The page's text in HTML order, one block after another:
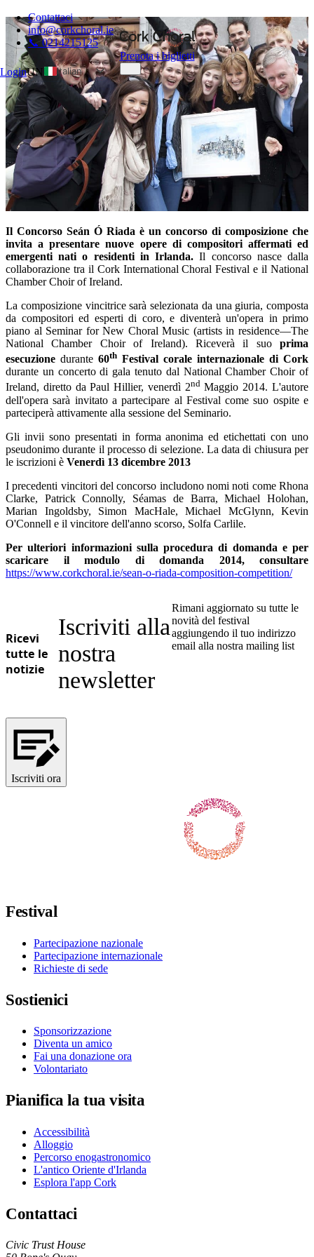
Contattaci
info@corkchoral.ie
📞 0214215125
LoginUN
Italian
English
Bulgarian
Czech
Danish
German
Greek
Spanish
Estonian
French
Hungarian
Portuguese
Ukrainian
Prenota i biglietti
Il Concorso Seán Ó Riada è un concorso di composizione che
invita a presentare nuove opere di compositori affermati ed
emergenti nati o residenti in Irlanda. Il concorso nasce dalla
collaborazione tra il Cork International Choral Festival e il National
Chamber Choir of Ireland.
La composizione vincitrice sarà selezionata da una giuria, composta
da compositori ed esperti di coro, e diventerà un'opera in primo
piano al Seminar for New Choral Music (artists in residence—The
National Chamber Choir of Ireland). Riceverà il suo prima
esecuzione durante 60th Festival corale internazionale di Cork
durante un concerto di gala tenuto dal National Chamber Choir of
Ireland, diretto da Paul Hillier, venerdì 2ndMaggio 2014. L'autore
dell'opera sarà invitato a partecipare al Festival come suo ospite e
parteciperà attivamente alla sessione del Seminario.
Gli invii sono presentati in forma anonima ed etichettati con uno
pseudonimo durante il processo di selezione. La data di chiusura per
le iscrizioni è Venerdì 13 dicembre 2013
I precedenti vincitori del concorso includono nomi noti come Rhona
Clarke, Patrick Connolly, Séamas de Barra, Michael Holohan,
Marian Ingoldsby, Simon MacHale, Michael McGlynn, Kevin
O'Connell e il vincitore dell'anno scorso, Solfa Carlile.
Per ulteriori informazioni sulla procedura di domanda e per
scaricare il modulo di domanda 2014, consultare
https://www.corkchoral.ie/sean-o-riada-composition-competition/
Ricevi
tutte le
notizie
Iscriviti alla
nostra
newsletter
Rimani aggiornato su tutte le
novità del festival
aggiungendo il tuo indirizzo
email alla nostra mailing list
Iscriviti ora
Festival
Partecipazione nazionale
Partecipazione internazionale
Richieste di sede
Sostienici
Sponsorizzazione
Diventa un amico
Fai una donazione ora
Volontariato
Pianifica la tua visita
Accessibilità
Alloggio
Percorso enogastronomico
L'antico Oriente d'Irlanda
Esplora l'app Cork
Contattaci
Civic Trust House